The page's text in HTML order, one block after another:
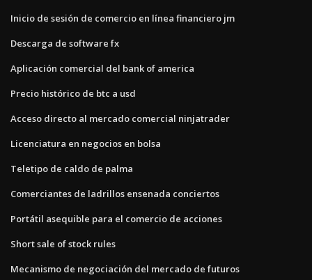
Inicio de sesión de comercio en línea financiero jm
Descarga de software fx
Aplicación comercial del bank of america
Precio histórico de btc a usd
Acceso directo al mercado comercial ninjatrader
Licenciatura en negocios en bolsa
Teletipo de caldo de palma
Comerciantes de ladrillos ensenada conciertos
Portátil asequible para el comercio de acciones
Short sale of stock rules
Mecanismo de negociación del mercado de futuros